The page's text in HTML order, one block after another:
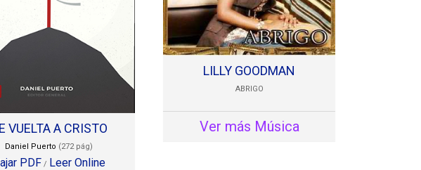
VUELTA A CRISTO
Daniel Puerto (272 pág)
PDF / Leer Online
LILLY GOODMAN
ABRIGO
Ver más Música